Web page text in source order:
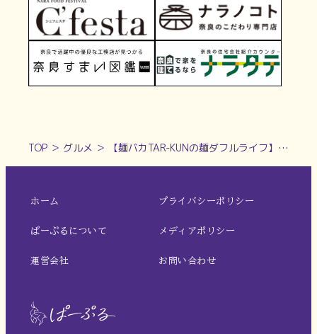
TOP ＞ グルメ ＞ 【麺バカTAR-KUNの麺ダフルライフ】2023年奈良ラーメンシーン振り返り！ 魅力的な新店オープンでますます賑わいをみせる奈良のラーメン界！＜奈良ラーメン新時代＞vol.40
ホーム
ぱーぷるについて
運営会社
プライバシーポリシー
メディアポリシー
お問い合わせ